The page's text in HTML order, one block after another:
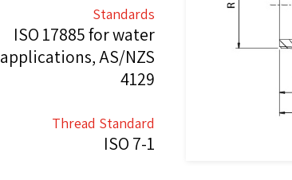
Standards
ISO 17885 for water
applications, AS/NZS
4129
Thread Standard
ISO 7-1